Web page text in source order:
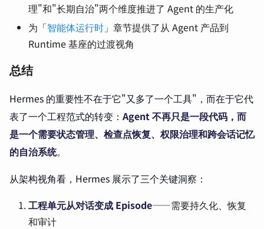
理"和"长期自治"两个维度推进了 Agent 的生产化
为「智能体运行时 」章节提供了从 Agent 产品到
Runtime 基座的过渡视角
总结
Hermes 的重要性不在于它"又多了一个工具"，而在于它代
表了一个工程范式的转变： Agent 不再只是一段代码，而
是一个需要状态管理、检查点恢复、权限治理和跨会话记忆
的自治系统。
从架构视角看，Hermes 展示了三个关键洞察：
工程单元从对话变成 Episode——需要持久化、恢复
和审计